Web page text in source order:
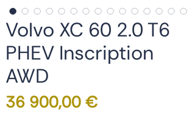
Volvo XC 60 2.0 T6
PHEV Inscription
AWD
36 900,00 €Preço